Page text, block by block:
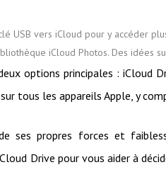
USB vers iCloud pour y accéder
iCloud Photos. Des idées
options principales : iCloud
tous les appareils Apple, y
ses propres forces et
Drive pour vous aider à